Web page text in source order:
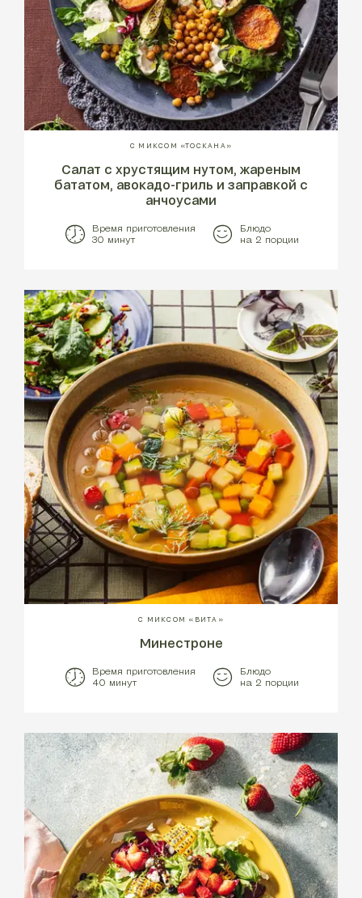
С МИКСОМ «ТОСКАНА»
Салат с хрустящим нутом, жареным
бататом, авокадо-гриль и заправкой с
анчоусами
Время приготовления
30 минут
Блюдо
на 2 порции
С МИКСОМ «ВИТА»
Минестроне
Время приготовления
40 минут
Блюдо
на 2 порции